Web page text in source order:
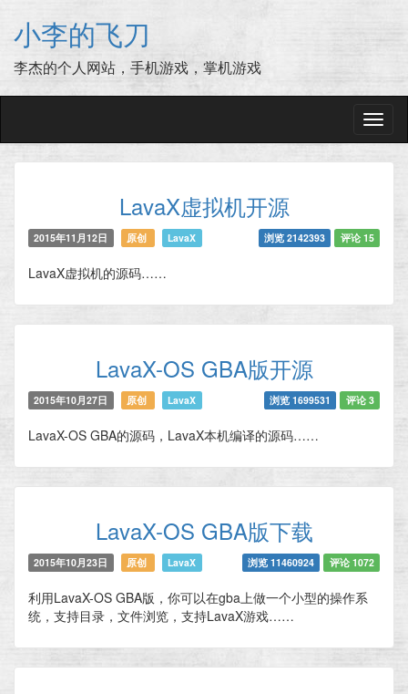
小李的飞刀
李杰的个人网站，手机游戏，掌机游戏
切
换
导
LavaX虚拟机开源
2015年11月12日 原创 LavaX 浏览 2142393 评论 15
LavaX虚拟机的源码……
LavaX-OS GBA版开源
2015年10月27日 原创 LavaX 浏览 1699531 评论 3
LavaX-OS GBA的源码，LavaX本机编译的源码……
LavaX-OS GBA版下载
2015年10月23日 原创 LavaX 浏览 11460924 评论 1072
利用LavaX-OS GBA版，你可以在gba上做一个小型的操作系
统，支持目录，文件浏览，支持LavaX游戏……